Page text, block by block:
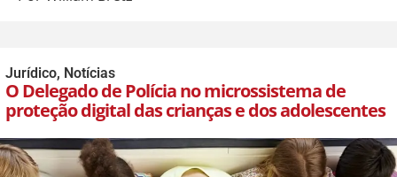
Jurídico, Notícias
O Delegado de Polícia no microssistema de
proteção digital das crianças e dos adolescentes